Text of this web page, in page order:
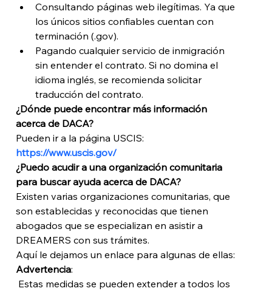
Consultando páginas web ilegítimas. Ya que
los únicos sitios confiables cuentan con
terminación (.gov).
Pagando cualquier servicio de inmigración
sin entender el contrato. Si no domina el
idioma inglés, se recomienda solicitar
traducción del contrato.
¿Dónde puede encontrar más información
acerca de DACA?
Pueden ir a la página USCIS:
https://www.uscis.gov/
¿Puedo acudir a una organización comunitaria
para buscar ayuda acerca de DACA?
Existen varias organizaciones comunitarias, que
son establecidas y reconocidas que tienen
abogados que se especializan en asistir a
DREAMERS con sus trámites.
Aquí le dejamos un enlace para algunas de ellas:
Advertencia: